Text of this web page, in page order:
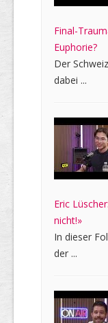
Final-
Euphorie?
Der
dabei ...
Eric
nicht!»
In dieser
der ...